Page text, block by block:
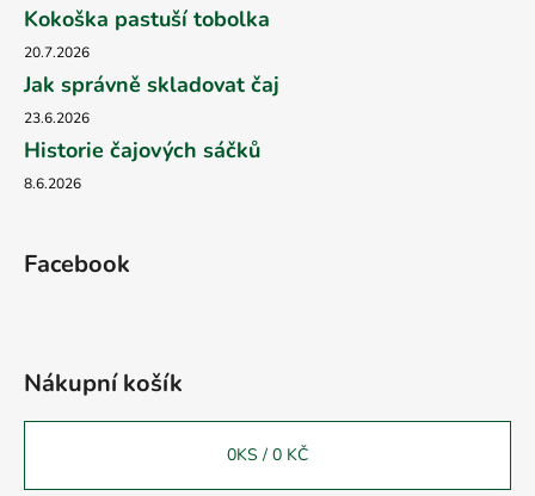
Kokoška pastuší tobolka
20.7.2026
Jak správně skladovat čaj
23.6.2026
Historie čajových sáčků
8.6.2026
Facebook
Nákupní košík
0KS / 0 KČ